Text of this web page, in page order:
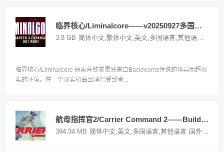
临界核心/Liminalcore——v20250927多国语言（含繁体中文）免安装解压即玩版
3.8 GB 简体中文,繁体中文,英文,多国语言,其他语言
临界核心/Liminalcore 探索并欣赏灵感来自Backrooms传说的怪异而超现
实的环境。在一个现实扭曲且理智受到考...
航母指挥官2/Carrier Command 2——Build 20812260多国语言（含简体中文）免安装解压即玩版
394.34 MB 简体中文,英文,多国语言,其他语言 国外游戏